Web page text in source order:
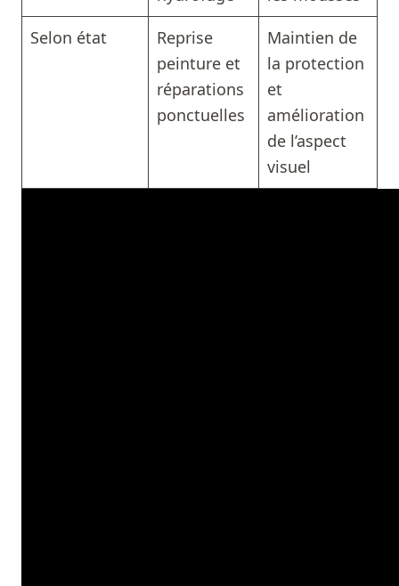
Selon état
Reprise
peinture et
réparations
ponctuelles
Maintien de
la protection
et
amélioration
de l’aspect
visuel